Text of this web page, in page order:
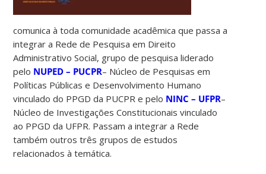
comunica à toda comunidade acadêmica que passa a
integrar a Rede de Pesquisa em Direito
Administrativo Social, grupo de pesquisa liderado
pelo NUPED – PUCPR– Núcleo de Pesquisas em
Políticas Públicas e Desenvolvimento Humano
vinculado do PPGD da PUCPR e pelo NINC – UFPR–
Núcleo de Investigações Constitucionais vinculado
ao PPGD da UFPR. Passam a integrar a Rede
também outros três grupos de estudos
relacionados àtemática.